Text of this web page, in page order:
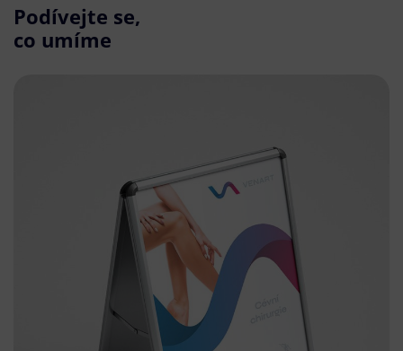
Podívejte se,
co umíme